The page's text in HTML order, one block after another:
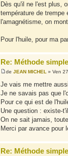
Dès qu'il ne l'est plus,
température de trempe
l'amagnétisme, on
Pour l'huile, pour ma
Re: Méthode
de JEAN MICHEL » Ven
Je vais me mettre
Je ne savais pas que
Pour ce qui est de
Une question : existe-
On ne sait jamais,
Merci par avance pour
Re: Méthode